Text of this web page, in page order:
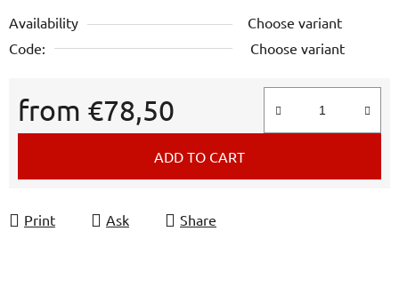
Availability
Choose variant
Code:
Choose variant
from €78,50
Measure price:
ADD TO CART
Print Ask Share